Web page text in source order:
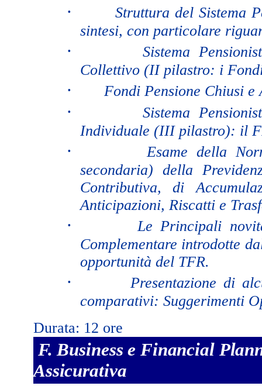
·
Struttura del Sistema
sintesi, con particolare
·
Sistema
Collettivo (II pilastro: i
· Fondi Pensione Chiusi
·
Sistema
Individuale (III pilastro): il
·
Esame della
secondaria) della
Contributiva, di
Anticipazioni, Riscatti e
·
Le Principali
Complementare introdotte
opportunità del TFR.
·
Presentazione di
comparativi: Suggerimenti
Durata: 12 ore
F. Business e Financial
Assicurativa